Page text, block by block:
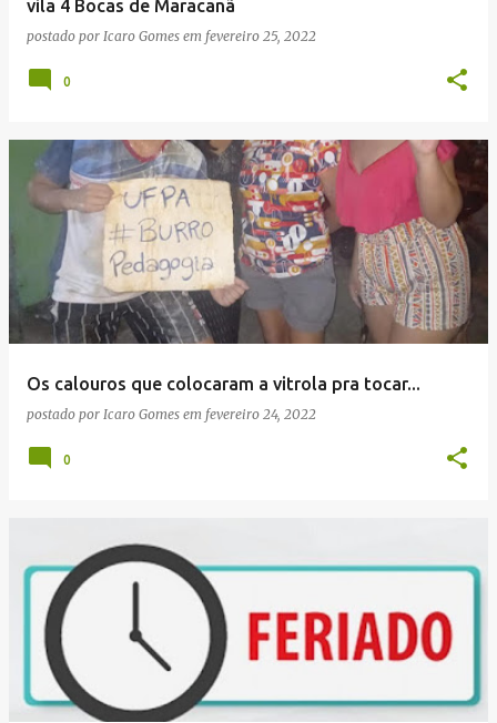
vila 4 Bocas de Maracanã
postado por Icaro Gomes em fevereiro 25, 2022
0
Os calouros que colocaram a vitrola pra tocar...
postado por Icaro Gomes em fevereiro 24, 2022
0